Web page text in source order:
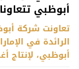
أبوظبي
تعاونت شركة
الرائدة في
أبوظبي، لإنتاج